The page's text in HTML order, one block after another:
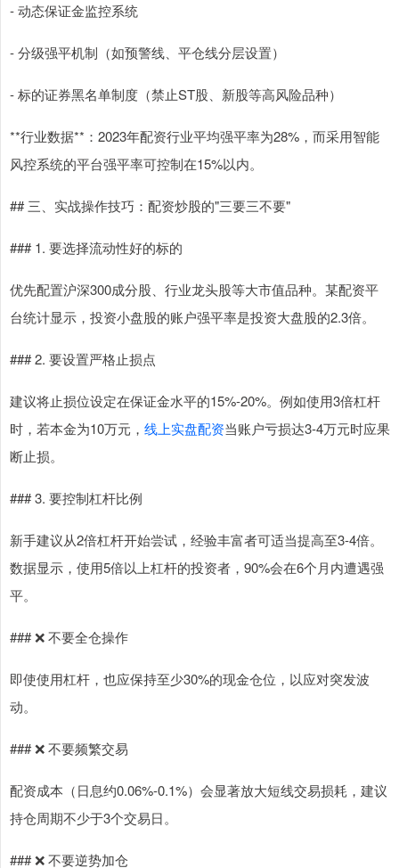
- 动态保证金监控系统
- 分级强平机制（如预警线、平仓线分层设置）
- 标的证券黑名单制度（禁止ST股、新股等高风险品种）
**行业数据**：2023年配资行业平均强平率为28%，而采用智能
风控系统的平台强平率可控制在15%以内。
## 三、实战操作技巧：配资炒股的"三要三不要"
### 1. 要选择流动性好的标的
优先配置沪深300成分股、行业龙头股等大市值品种。某配资平
台统计显示，投资小盘股的账户强平率是投资大盘股的2.3倍。
### 2. 要设置严格止损点
建议将止损位设定在保证金水平的15%-20%。例如使用3倍杠杆
时，若本金为10万元， 线上实盘配资当账户亏损达3-4万元时应果
断止损。
### 3. 要控制杠杆比例
新手建议从2倍杠杆开始尝试，经验丰富者可适当提高至3-4倍。
数据显示，使用5倍以上杠杆的投资者，90%会在6个月内遭遇强
平。
### ❌ 不要全仓操作
即使使用杠杆，也应保持至少30%的现金仓位，以应对突发波
动。
### ❌ 不要频繁交易
配资成本（日息约0.06%-0.1%）会显著放大短线交易损耗，建议
持仓周期不少于3个交易日。
### ❌ 不要逆势加仓